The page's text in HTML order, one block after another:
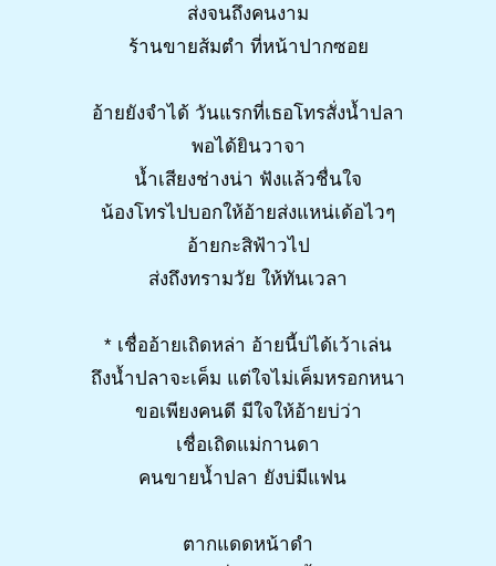
ส่งจนถึงคนงาม
ร้านขายส้มตำ ที่หน้าปากซอย
อ้ายยังจำได้ วันแรกที่เธอโทรสั่งน้ำปลา
พอได้ยินวาจา
น้ำเสียงช่างน่า ฟังแล้วชื่นใจ
น้องโทรไปบอกให้อ้ายส่งแหน่เด้อไวๆ
อ้ายกะสิฟ้าวไป
ส่งถึงทรามวัย ให้ทันเวลา
* เชื่ออ้ายเถิดหล่า อ้ายนี้บ่ได้เว้าเล่น
ถึงน้ำปลาจะเค็ม แต่ใจไม่เค็มหรอกหนา
ขอเพียงคนดี มีใจให้อ้ายบ่ว่า
เชื่อเถิดแม่กานดา
คนขายน้ำปลา ยังบ่มีแฟน
ตากแดดหน้าดำ